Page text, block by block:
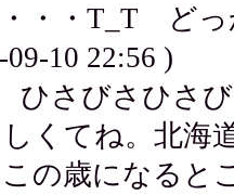
・・T_T ど
09-10 22:56 )
さびさひさび
くてね。北海
の歳になると